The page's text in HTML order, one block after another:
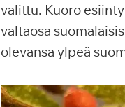
valittu. Kuoro
valtaosa
olevansa ylpeä